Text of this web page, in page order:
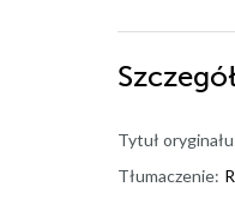
Tytuł
Tłumaczenie: